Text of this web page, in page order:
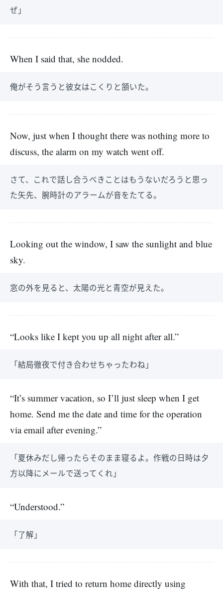
ぜ」
When I said that, she nodded.
俺がそう言うと彼女はこくりと頷いた。
Now, just when I thought there was nothing more to
discuss, the alarm on my watch went off.
さて、これで話し合うべきことはもうないだろうと思っ
た矢先、腕時計のアラームが音をたてる。
Looking out the window, I saw the sunlight and blue
sky.
窓の外を見ると、太陽の光と青空が見えた。
“Looks like I kept you up all night after all.”
「結局徹夜で付き合わせちゃったわね」
“It’s summer vacation, so I’ll just sleep when I get
home. Send me the date and time for the operation
via email after evening.”
「夏休みだし帰ったらそのまま寝るよ。作戦の日時は夕
方以降にメールで送ってくれ」
“Understood.”
「了解」
With that, I tried to return home directly using